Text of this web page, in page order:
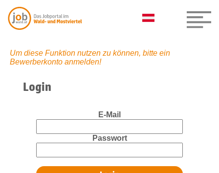
Um diese Funktion nutzen zu können, bitte ein
Bewerberkonto anmelden!
Login
E-Mail
Passwort